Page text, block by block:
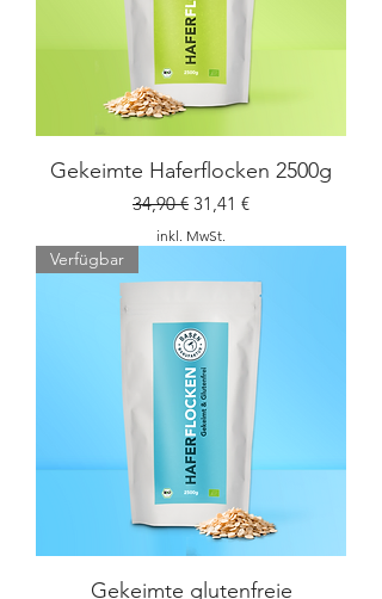
Gekeimte Haferflocken 2500g
Standardpreis
34,90 € Sale-Preis
31,41 €
inkl. MwSt.
Verfügbar
Gekeimte glutenfreie